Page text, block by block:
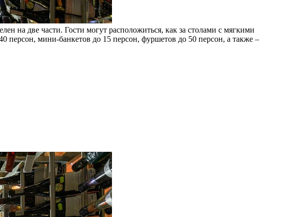
на две части. Гости могут расположиться, как за столами с мягкими
персон, мини-банкетов до 15 персон, фуршетов до 50 персон, а также –